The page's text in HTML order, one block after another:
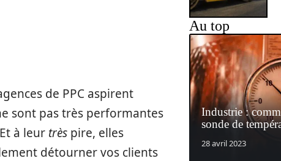
de PPC aspirent
sont pas très performantes
à leur très pire, elles
détourner vos clients
Au top
Industrie :
sonde de
28 avril 2023